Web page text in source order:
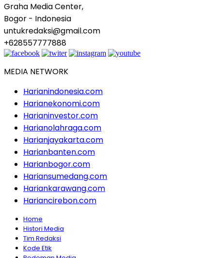
Graha Media Center,
Bogor - Indonesia
untukredaksi@gmail.com
+628557777888
MEDIA NETWORK
Harianindonesia.com
Harianekonomi.com
Harianinvestor.com
Harianolahraga.com
Harianjayakarta.com
Harianbanten.com
Harianbogor.com
Hariansumedang.com
Hariankarawang.com
Hariancirebon.com
Home
Histori Media
Tim Redaksi
Kode Etik